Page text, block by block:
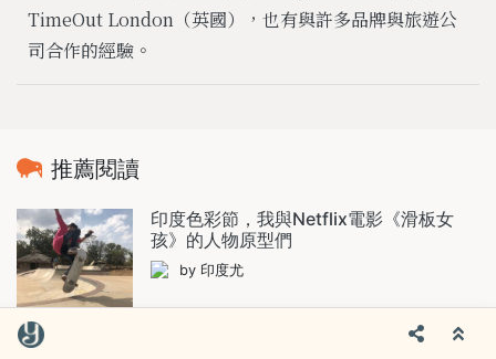
TimeOut London（英國），也有與許多品牌與旅遊公
司合作的經驗。
推薦閱讀
印度色彩節，我與Netflix電影《滑板女
孩》的人物原型們
by 印度尤